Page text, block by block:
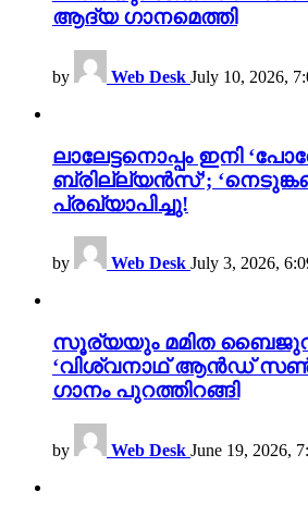
ആദ്യ ഗാനമെത്തി
by Web Desk July 10, 2026,
ലാലേട്ടനൊപ്പം ഇനി
ബ്രില്ല്യൻസ്’;
പ്രഖ്യാപിച്ചു!
by Web Desk July 3, 2026,
സൂര്യയും മമിത
‘വിശ്വനാഥ് ആൻഡ്
ഗാനം പുറത്തിറങ്ങി
by Web Desk June 19, 2026,